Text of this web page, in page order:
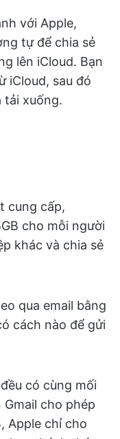
với Apple,
tự để chia sẻ
lên iCloud. Bạn
iCloud, sau đó
tải xuống.
cung cấp,
cho mỗi người
khác và chia sẻ
qua email bằng
cách nào để gửi
có cùng mối
cho phép
Apple chỉ cho